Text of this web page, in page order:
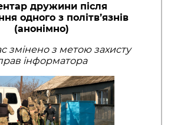
дружини після
одного з політв’язнів
(анонімно)
змінено з метою захисту
інформатора